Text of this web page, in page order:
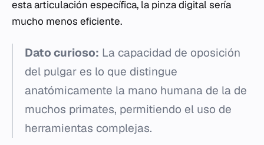
esta articulación específica, la pinza digital sería
mucho menos eficiente.
Dato curioso: La capacidad de oposición
del pulgar es lo que distingue
anatómicamente la mano humana de la de
muchos primates, permitiendo el uso de
herramientas complejas.